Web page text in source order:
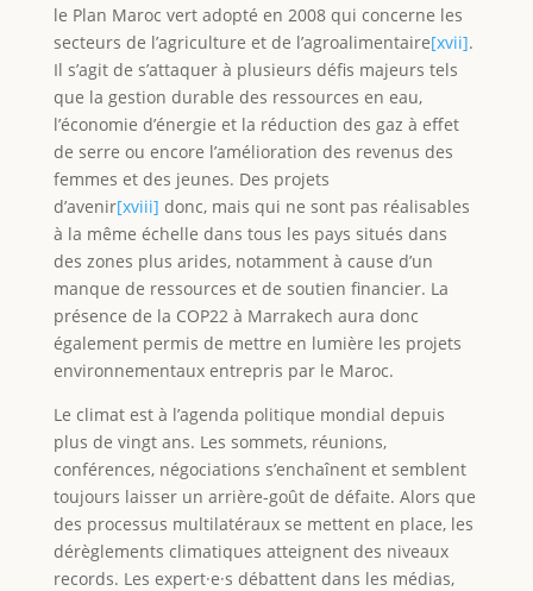
le Plan Maroc vert adopté en 2008 qui concerne les
secteurs de l’agriculture et de l’agroalimentaire[xvii].
Il s’agit de s’attaquer à plusieurs défis majeurs tels
que la gestion durable des ressources en eau,
l’économie d’énergie et la réduction des gaz à effet
de serre ou encore l’amélioration des revenus des
femmes et des jeunes. Des projets
d’avenir[xviii] donc, mais qui ne sont pas réalisables
à la même échelle dans tous les pays situés dans
des zones plus arides, notamment à cause d’un
manque de ressources et de soutien financier. La
présence de la COP22 à Marrakech aura donc
également permis de mettre en lumière les projets
environnementaux entrepris par le Maroc.
Le climat est à l’agenda politique mondial depuis
plus de vingt ans. Les sommets, réunions,
conférences, négociations s’enchaînent et semblent
toujours laisser un arrière-goût de défaite. Alors que
des processus multilatéraux se mettent en place, les
dérèglements climatiques atteignent des niveaux
records. Les expert·e·s débattent dans les médias,